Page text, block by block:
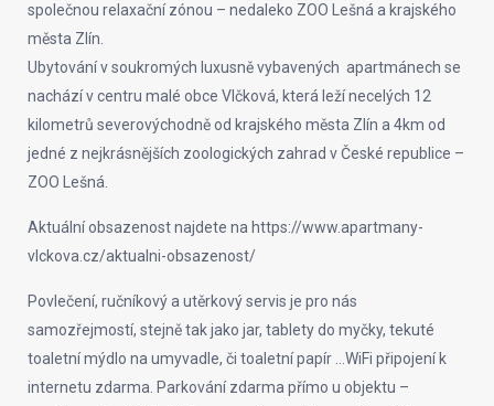
společnou relaxační zónou – nedaleko ZOO Lešná a krajského
města Zlín.
Ubytování v soukromých luxusně vybavených apartmánech se
nachází v centru malé obce Vlčková, která leží necelých 12
kilometrů severovýchodně od krajského města Zlín a 4km od
jedné z nejkrásnějších zoologických zahrad v České republice –
ZOO Lešná.
Aktuální obsazenost najdete na https://www.apartmany-
vlckova.cz/aktualni-obsazenost/
Povlečení, ručníkový a utěrkový servis je pro nás
samozřejmostí, stejně tak jako jar, tablety do myčky, tekuté
toaletní mýdlo na umyvadle, či toaletní papír …WiFi připojení k
internetu zdarma. Parkování zdarma přímo u objektu –